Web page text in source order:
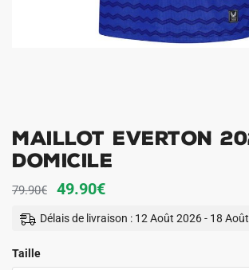
Maillot Everton
Domicile
79.90€
Le
prix
49.90€Le
prix
Délais de livraison : 12 Août 2026 - 18
Taille